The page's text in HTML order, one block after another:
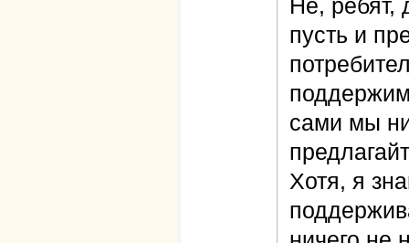
Не, ребят,
пусть и
сами мы
Хотя, я